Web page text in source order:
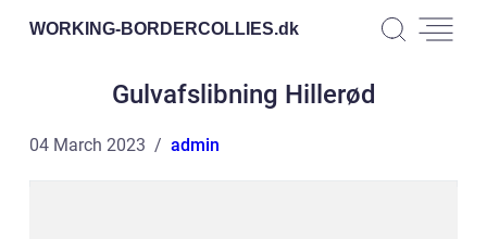
WORKING-BORDERCOLLIES.dk
Gulvafslibning Hillerød
04 March 2023 admin